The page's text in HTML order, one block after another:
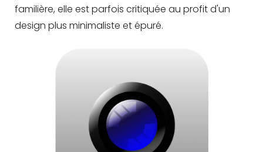
familière, elle est parfois critiquée au profit d'un
design plus minimaliste et épuré.